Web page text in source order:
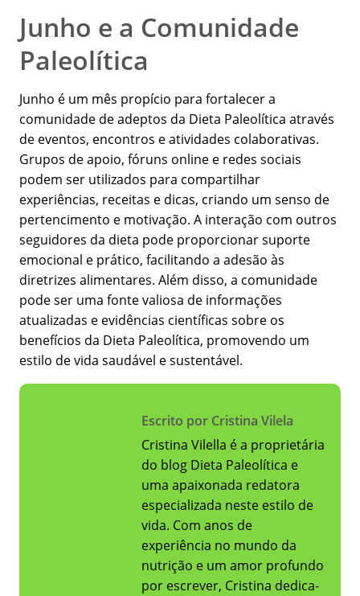
Junho e a Comunidade
Paleolítica
Junho é um mês propício para fortalecer a
comunidade de adeptos da Dieta Paleolítica através
de eventos, encontros e atividades colaborativas.
Grupos de apoio, fóruns online e redes sociais
podem ser utilizados para compartilhar
experiências, receitas e dicas, criando um senso de
pertencimento e motivação. A interação com outros
seguidores da dieta pode proporcionar suporte
emocional e prático, facilitando a adesão às
diretrizes alimentares. Além disso, a comunidade
pode ser uma fonte valiosa de informações
atualizadas e evidências científicas sobre os
benefícios da Dieta Paleolítica, promovendo um
estilo de vida saudável e sustentável.
Escrito por Cristina Vilela
Cristina Vilella é a proprietária
do blog Dieta Paleolítica e
uma apaixonada redatora
especializada neste estilo de
vida. Com anos de
experiência no mundo da
nutrição e um amor profundo
por escrever, Cristina dedica-